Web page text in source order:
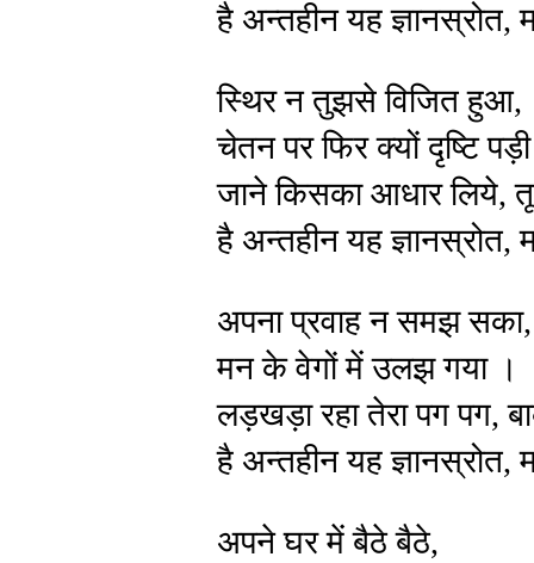
है अन्तहीन यह
स्थिर न तुझसे विजित हुआ,
चेतन पर फिर क्यों दृष्टि
जाने किसका आधार लिये,
है अन्तहीन यह
अपना प्रवाह न समझ सका,
मन के वेगों में उलझ गया ।
लड़खड़ा रहा तेरा पग पग,
है अन्तहीन यह
अपने घर में बैठे बैठे,